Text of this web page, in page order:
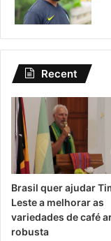
Recent
Brasil quer ajudar
Leste a melhorar as
variedades de café
robusta